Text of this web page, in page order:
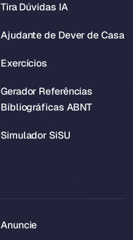
Tira Dúvidas IA
Ajudante de Dever de Casa
Exercícios
Gerador Referências
Bibliográficas ABNT
Simulador SiSU
Anuncie